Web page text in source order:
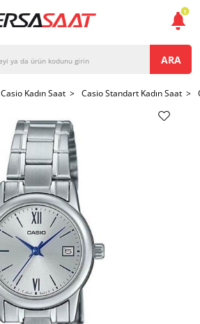
ARA
Casio Kadın Saat > Casio Standart Kadın Saat >
1